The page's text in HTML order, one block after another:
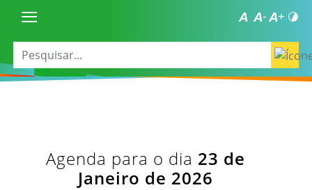
Agenda para o dia 23 de
Janeiro de 2026